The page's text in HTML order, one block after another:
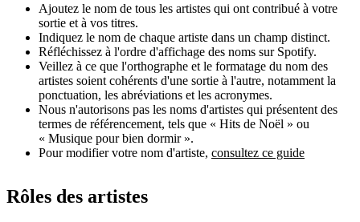
Ajoutez le nom de tous les artistes qui ont contribué à votre
sortie et à vos titres.
Indiquez le nom de chaque artiste dans un champ distinct.
Réfléchissez à l'ordre d'affichage des noms sur Spotify.
Veillez à ce que l'orthographe et le formatage du nom des
artistes soient cohérents d'une sortie à l'autre, notamment la
ponctuation, les abréviations et les acronymes.
Nous n'autorisons pas les noms d'artistes qui présentent des
termes de référencement, tels que « Hits de Noël » ou
« Musique pour bien dormir ».
Pour modifier votre nom d'artiste, consultez ce guide
Rôles des artistes